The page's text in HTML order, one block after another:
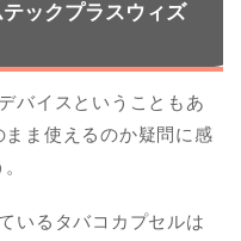
ックプラスウィズ
バイスということもあ
ま使えるのか疑問に感
いるタバコカプセルは